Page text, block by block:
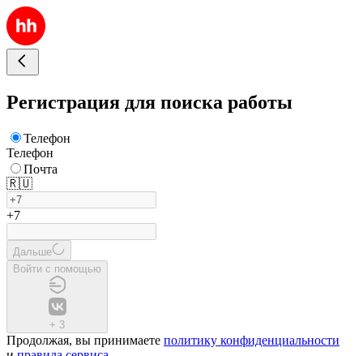
Регистрация для поиска работы
Телефон
Телефон
Почта
🇷🇺
+7
Дальше
Войти с помощью
+ 3
Продолжая, вы принимаете политику конфиденциальности